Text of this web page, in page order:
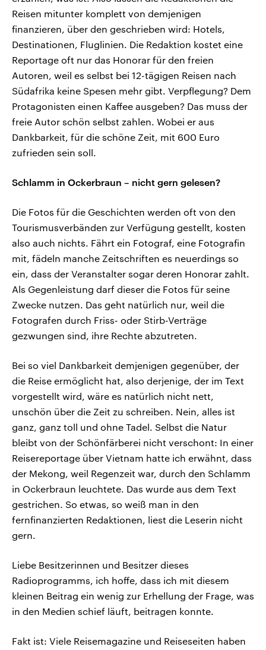
Reisen mitunter komplett von demjenigen
finanzieren, über den geschrieben wird: Hotels,
Destinationen, Fluglinien. Die Redaktion kostet eine
Reportage oft nur das Honorar für den freien
Autoren, weil es selbst bei 12-tägigen Reisen nach
Südafrika keine Spesen mehr gibt. Verpflegung? Dem
Protagonisten einen Kaffee ausgeben? Das muss der
freie Autor schön selbst zahlen. Wobei er aus
Dankbarkeit, für die schöne Zeit, mit 600 Euro
zufrieden sein soll.
Schlamm in Ockerbraun – nicht gern gelesen?
Die Fotos für die Geschichten werden oft von den
Tourismusverbänden zur Verfügung gestellt, kosten
also auch nichts. Fährt ein Fotograf, eine Fotografin
mit, fädeln manche Zeitschriften es neuerdings so
ein, dass der Veranstalter sogar deren Honorar zahlt.
Als Gegenleistung darf dieser die Fotos für seine
Zwecke nutzen. Das geht natürlich nur, weil die
Fotografen durch Friss- oder Stirb-Verträge
gezwungen sind, ihre Rechte abzutreten.
Bei so viel Dankbarkeit demjenigen gegenüber, der
die Reise ermöglicht hat, also derjenige, der im Text
vorgestellt wird, wäre es natürlich nicht nett,
unschön über die Zeit zu schreiben. Nein, alles ist
ganz, ganz toll und ohne Tadel. Selbst die Natur
bleibt von der Schönfärberei nicht verschont: In einer
Reisereportage über Vietnam hatte ich erwähnt, dass
der Mekong, weil Regenzeit war, durch den Schlamm
in Ockerbraun leuchtete. Das wurde aus dem Text
gestrichen. So etwas, so weiß man in den
fernfinanzierten Redaktionen, liest die Leserin nicht
gern.
Liebe Besitzerinnen und Besitzer dieses
Radioprogramms, ich hoffe, dass ich mit diesem
kleinen Beitrag ein wenig zur Erhellung der Frage, was
in den Medien schief läuft, beitragen konnte.
Fakt ist: Viele Reisemagazine und Reiseseiten haben